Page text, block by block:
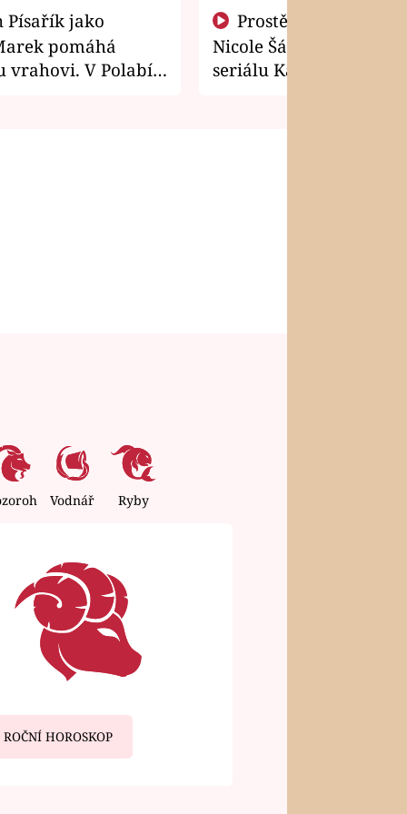
pomáhá
vrahovi. V Polabí
Nicole Šáchová získala
seriálu Kamarádi
Vodnář Ryby
ROČNÍ HOROSKOP